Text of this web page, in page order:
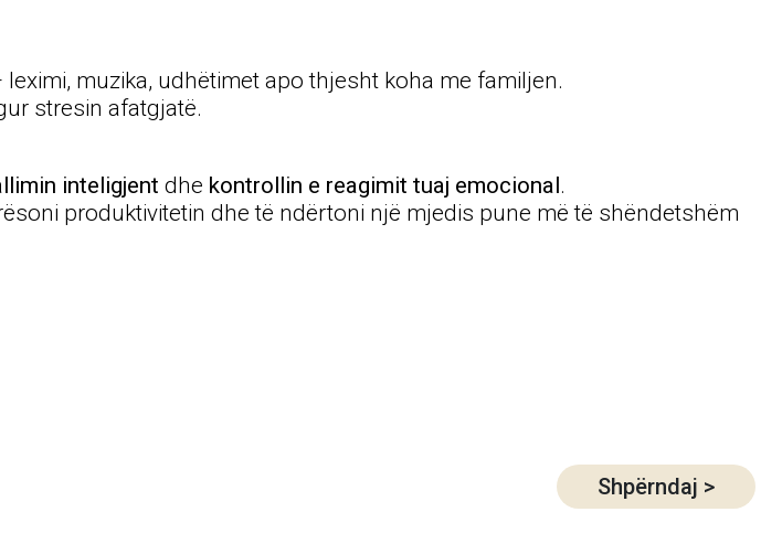
muzika, udhëtimet apo thjesht koha me familjen.
stresin afatgjatë.
inteligjent dhe kontrollin e reagimit tuaj emocional.
produktivitetin dhe të ndërtoni një mjedis pune më të shëndetshëm
Shpërndaj >